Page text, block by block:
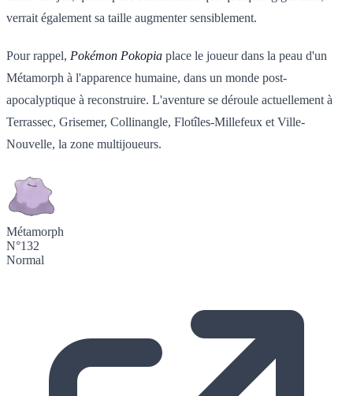
verrait également sa taille augmenter sensiblement.
Pour rappel, Pokémon Pokopia place le joueur dans la peau d'un
Métamorph à l'apparence humaine, dans un monde post-
apocalyptique à reconstruire. L'aventure se déroule actuellement à
Terrassec, Grisemer, Collinangle, Flotîles-Millefeux et Ville-
Nouvelle, la zone multijoueurs.
Métamorph
N°132
Normal